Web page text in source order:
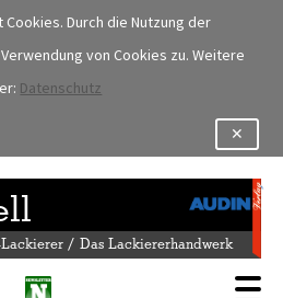
Durch die Nutzung der
von Cookies zu. Weitere
Datenschutz
✕
/ Das Lackiererhandwerk